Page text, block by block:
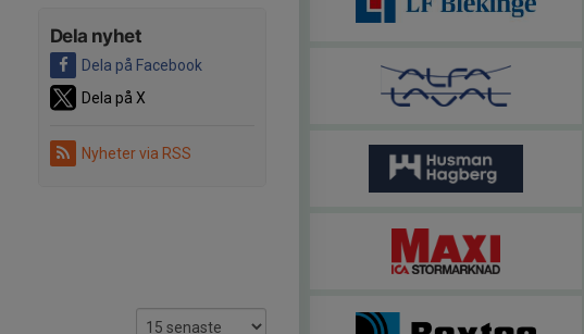
Dela nyhet
Dela på Facebook
Dela på X
Nyheter via RSS